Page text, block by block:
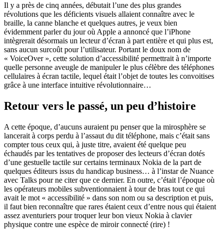
Il y a près de cinq années, débutait l’une des plus grandes
révolutions que les déficients visuels allaient connaître avec le
braille, la canne blanche et quelques autres, je veux bien
évidemment parler du jour où Apple a annoncé que l’iPhone
intègrerait désormais un lecteur d’écran à part entière et qui plus est,
sans aucun surcoût pour l’utilisateur. Portant le doux nom de
« VoiceOver », cette solution d’accessibilité permettrait à n’importe
quelle personne aveugle de manipuler le plus célèbre des téléphones
cellulaires à écran tactile, lequel était l’objet de toutes les convoitises
grâce à une interface intuitive révolutionnaire…
Retour vers le passé, un peu d’histoire
A cette époque, d’aucuns auraient pu penser que la mirosphère se
lancerait à corps perdu à l’assaut du dit téléphone, mais c’était sans
compter tous ceux qui, à juste titre, avaient été quelque peu
échaudés par les tentatives de proposer des lecteurs d’écran dotés
d’une gestuelle tactile sur certains terminaux Nokia de la part de
quelques éditeurs issus du handicap business… à l’instar de Nuance
avec Talks pour ne citer que ce dernier. En outre, c’était l’époque où
les opérateurs mobiles subventionnaient à tour de bras tout ce qui
avait le mot « accessibilité » dans son nom ou sa description et puis,
il faut bien reconnaître que rares étaient ceux d’entre nous qui étaient
assez aventuriers pour troquer leur bon vieux Nokia à clavier
physique contre une espèce de miroir connecté (rire) !